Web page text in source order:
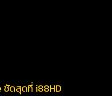
ชัดสุดที่ i88HD